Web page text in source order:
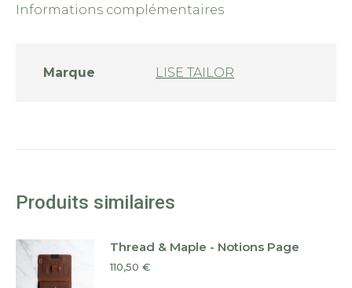
Informations complémentaires
Marque LISE TAILOR
Produits similaires
Thread & Maple - Notions Page
110,50 €